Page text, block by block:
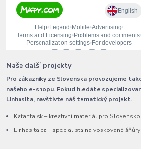
Naše další projekty
Pro zákazníky ze Slovenska provozujeme
našeho e-shopu. Pokud hledáte
Linhasita, navštivte náš tematický projekt.
Kafanta.sk – kreativní materiál pro Slovensko
Linhasita.cz – specialista na voskované